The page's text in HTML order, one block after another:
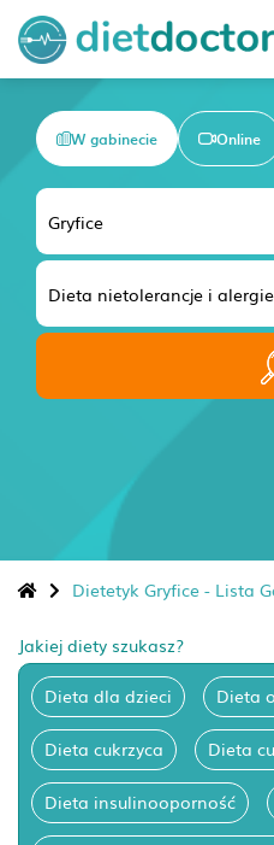
W gabinecie Online
Dietetyk Gryfice - Lista
Jakiej diety szukasz?
Dieta dla dzieci Dieta
Dieta cukrzyca Dieta
Dieta insulinooporność